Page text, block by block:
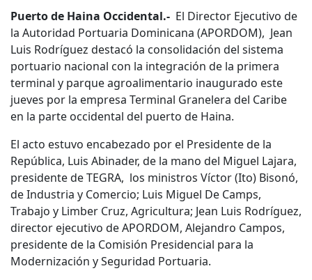
Puerto de Haina Occidental.- El Director Ejecutivo de
la Autoridad Portuaria Dominicana (APORDOM), Jean
Luis Rodríguez destacó la consolidación del sistema
portuario nacional con la integración de la primera
terminal y parque agroalimentario inaugurado este
jueves por la empresa Terminal Granelera del Caribe
en la parte occidental del puerto de Haina.
El acto estuvo encabezado por el Presidente de la
República, Luis Abinader, de la mano del Miguel Lajara,
presidente de TEGRA, los ministros Víctor (Ito) Bisonó,
de Industria y Comercio; Luis Miguel De Camps,
Trabajo y Limber Cruz, Agricultura; Jean Luis Rodríguez,
director ejecutivo de APORDOM, Alejandro Campos,
presidente de la Comisión Presidencial para la
Modernización y Seguridad Portuaria.